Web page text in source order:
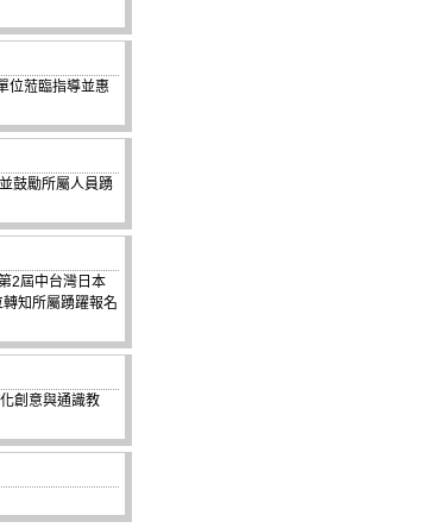
位蒞臨指導並惠
鼓勵所屬人員踴
2屆中台灣日本
知所屬踴躍報名
創意與通識教